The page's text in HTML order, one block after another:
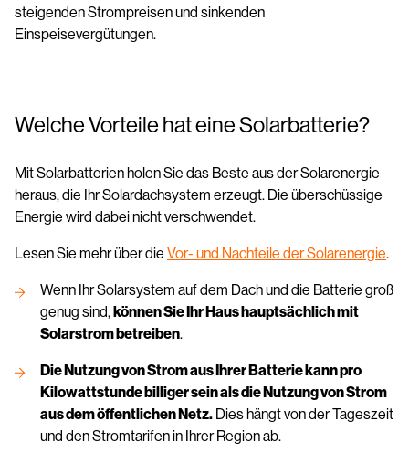
steigenden Strompreisen und sinkenden
Einspeisevergütungen.
Welche Vorteile hat eine Solarbatterie?
Mit Solarbatterien holen Sie das Beste aus der Solarenergie
heraus, die Ihr Solardachsystem erzeugt. Die überschüssige
Energie wird dabei nicht verschwendet.
Lesen Sie mehr über die Vor- und Nachteile der Solarenergie.
Wenn Ihr Solarsystem auf dem Dach und die Batterie groß
genug sind,können Sie Ihr Haus hauptsächlich mit
Solarstrom betreiben.
Die Nutzung von Strom aus Ihrer Batterie kann pro
Kilowattstunde billiger sein als die Nutzung von Strom
aus dem öffentlichen Netz. Dies hängt von der Tageszeit
und den Stromtarifen in Ihrer Region ab.